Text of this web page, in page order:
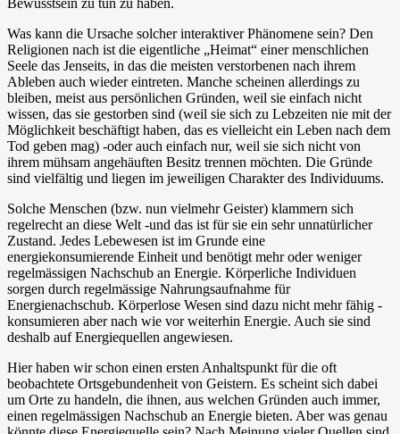
Was kann die Ursache solcher interaktiver Phänomene sein? Den
Religionen nach ist die eigentliche „Heimat“ einer menschlichen
Seele das Jenseits, in das die meisten verstorbenen nach ihrem
Ableben auch wieder eintreten. Manche scheinen allerdings zu
bleiben, meist aus persönlichen Gründen, weil sie einfach nicht
wissen, das sie gestorben sind (weil sie sich zu Lebzeiten nie mit der
Möglichkeit beschäftigt haben, das es vielleicht ein Leben nach dem
Tod geben mag) -oder auch einfach nur, weil sie sich nicht von
ihrem mühsam angehäuften Besitz trennen möchten. Die Gründe
sind vielfältig und liegen im jeweiligen Charakter des Individuums.
Solche Menschen (bzw. nun vielmehr Geister) klammern sich
regelrecht an diese Welt -und das ist für sie ein sehr unnatürlicher
Zustand. Jedes Lebewesen ist im Grunde eine
energiekonsumierende Einheit und benötigt mehr oder weniger
regelmässigen Nachschub an Energie. Körperliche Individuen
sorgen durch regelmässige Nahrungsaufnahme für
Energienachschub. Körperlose Wesen sind dazu nicht mehr fähig -
konsumieren aber nach wie vor weiterhin Energie. Auch sie sind
deshalb auf Energiequellen angewiesen.
Hier haben wir schon einen ersten Anhaltspunkt für die oft
beobachtete Ortsgebundenheit von Geistern. Es scheint sich dabei
um Orte zu handeln, die ihnen, aus welchen Gründen auch immer,
einen regelmässigen Nachschub an Energie bieten. Aber was genau